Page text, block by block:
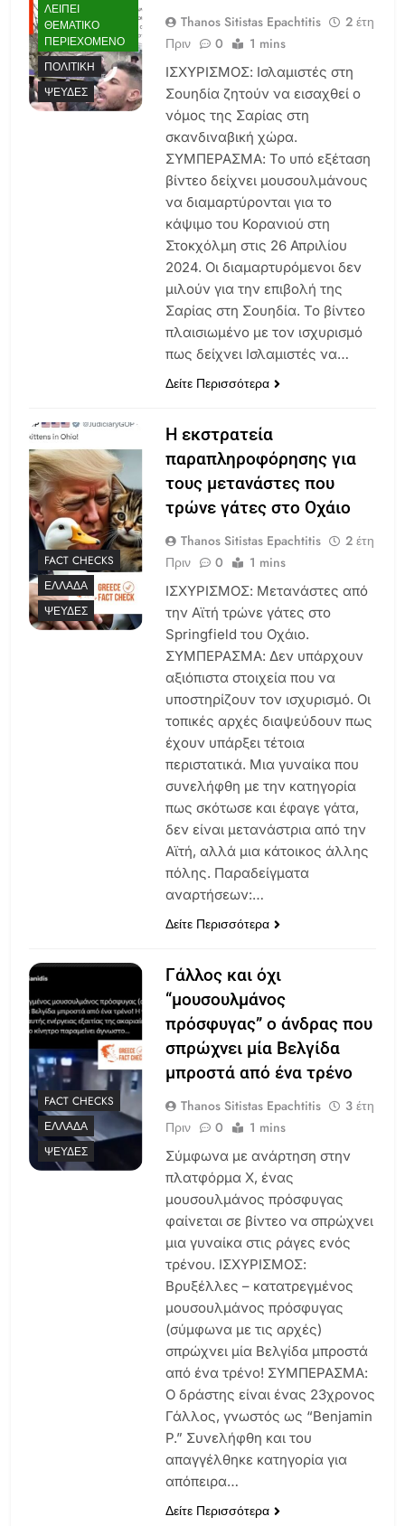
ΛΕΊΠΕΙ
ΘΕΜΑΤΙΚΌ
ΠΕΡΙΕΧΌΜΕΝΟ
ΠΟΛΙΤΙΚΉ
ΨΕΥΔΈΣ
Thanos Sitistas Epachtitis
2 έτη
Πριν
0 1 mins
ΙΣΧΥΡΙΣΜΟΣ: Ισλαμιστές στη
Σουηδία ζητούν να εισαχθεί ο
νόμος της Σαρίας στη
σκανδιναβική χώρα.
ΣΥΜΠΕΡΑΣΜΑ: Το υπό εξέταση
βίντεο δείχνει μουσουλμάνους
να διαμαρτύρονται για το
κάψιμο του Κορανιού στη
Στοκχόλμη στις 26 Απριλίου
2024. Οι διαμαρτυρόμενοι δεν
μιλούν για την επιβολή της
Σαρίας στη Σουηδία. Το βίντεο
πλαισιωμένο με τον ισχυρισμό
πως δείχνει Ισλαμιστές να…
Δείτε Περισσότερα
FACT CHECKS
ΕΛΛΆΔΑ
ΨΕΥΔΈΣ
Η εκστρατεία
παραπληροφόρησης για
τους μετανάστες που
τρώνε γάτες στο Οχάιο
Thanos Sitistas Epachtitis
2 έτη
Πριν
0 1 mins
ΙΣΧΥΡΙΣΜΟΣ: Μετανάστες από
την Αϊτή τρώνε γάτες στο
Springfield του Οχάιο.
ΣΥΜΠΕΡΑΣΜΑ: Δεν υπάρχουν
αξιόπιστα στοιχεία που να
υποστηρίζουν τον ισχυρισμό. Οι
τοπικές αρχές διαψεύδουν πως
έχουν υπάρξει τέτοια
περιστατικά. Μια γυναίκα που
συνελήφθη με την κατηγορία
πως σκότωσε και έφαγε γάτα,
δεν είναι μετανάστρια από την
Αϊτή, αλλά μια κάτοικος άλλης
πόλης. Παραδείγματα
αναρτήσεων:…
Δείτε Περισσότερα
FACT CHECKS
ΕΛΛΆΔΑ
ΨΕΥΔΈΣ
Γάλλος και όχι
“μουσουλμάνος
πρόσφυγας” ο άνδρας που
σπρώχνει μία Βελγίδα
μπροστά από ένα τρένο
Thanos Sitistas Epachtitis
3 έτη
Πριν
0 1 mins
Σύμφωνα με ανάρτηση στην
πλατφόρμα Χ, ένας
μουσουλμάνος πρόσφυγας
φαίνεται σε βίντεο να σπρώχνει
μια γυναίκα στις ράγες ενός
τρένου. ΙΣΧΥΡΙΣΜΟΣ:
Βρυξέλλες – κατατρεγμένος
μουσουλμάνος πρόσφυγας
(σύμφωνα με τις αρχές)
σπρώχνει μία Βελγίδα μπροστά
από ένα τρένο! ΣΥΜΠΕΡΑΣΜΑ:
Ο δράστης είναι ένας 23χρονος
Γάλλος, γνωστός ως “Benjamin
P.” Συνελήφθη και του
απαγγέλθηκε κατηγορία για
απόπειρα…
Δείτε Περισσότερα